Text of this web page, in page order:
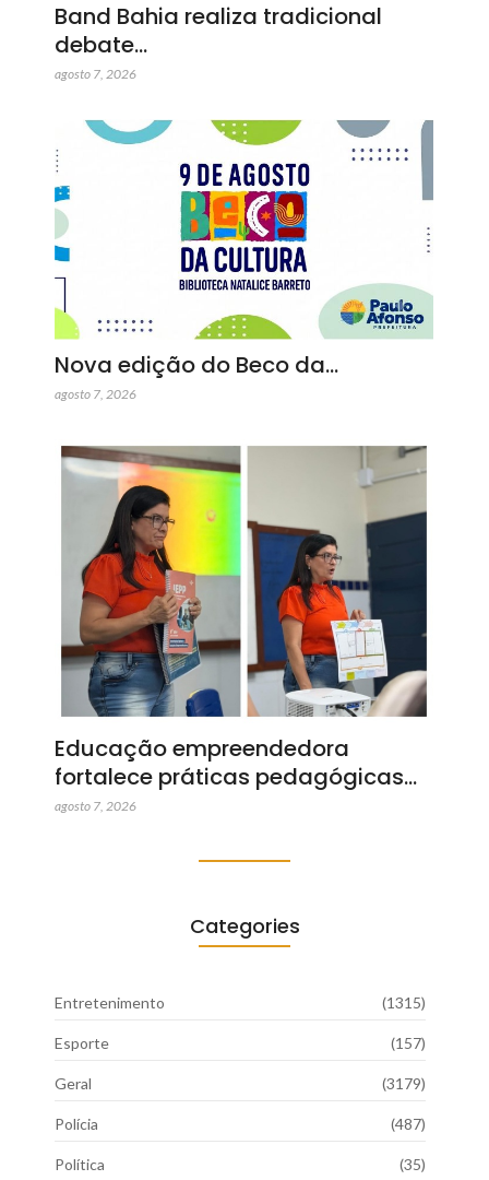
Band Bahia realiza tradicional
debate…
agosto 7, 2026
Nova edição do Beco da…
agosto 7, 2026
Educação empreendedora
fortalece práticas pedagógicas…
agosto 7, 2026
Categories
Entretenimento (1315)
Esporte (157)
Geral (3179)
Polícia (487)
Política (35)